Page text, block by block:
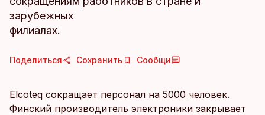
зарубежных
филиалах.
Поделиться Сохранить Сообщи
Elcoteq сокращает персонал на 5000 человек.
Финский производитель электроники закрывает